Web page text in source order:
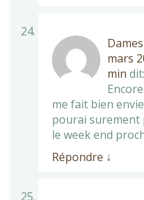
mars
min dit:
me fait bien
pourai surement
le week end
Répondre ↓